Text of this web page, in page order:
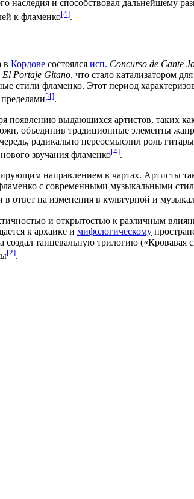
наследия и способствовал дальнейшему
к фламенко[4].
в Кордове состоялся исп. Concurso de Cante
El Portaje Gitano, что стало катализатором
стили фламенко. Этот период
[4].
появлению выдающихся артистов, таких
, объединив традиционные элементы
радикально переосмыслил роль
звучания фламенко[4].
направлением в чартах. Артисты
с современными музыкальными
ответ на изменения в культурной и
и открытостью к различным
к архаике и мифологическому
создал танцевальную трилогию («Кровавая
[2].